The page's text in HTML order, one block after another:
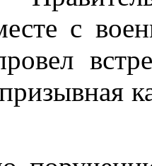
с